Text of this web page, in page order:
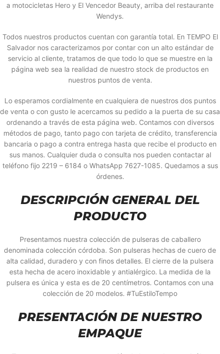
a motocicletas Hero y El Vencedor Beauty, arriba del restaurante
Wendys.
Todos nuestros productos cuentan con garantía total. En TEMPO El
Salvador nos caracterizamos por contar con un alto estándar de
servicio al cliente, tratamos de que todo lo que se muestre en la
página web sea la realidad de nuestro stock de productos en
nuestros puntos de venta.
Lo esperamos cordialmente en cualquiera de nuestros dos puntos
de venta o con gusto le acercamos su pedido a la puerta de su casa
ordenando a través de esta página web. Contamos con diversos
métodos de pago, tanto pago con tarjeta de crédito, transferencia
bancaria o pago a contra entrega hasta que recibe el producto en
sus manos. Cualquier duda o consulta nos pueden contactar al
teléfono fijo 2219 – 6184 o WhatsApp 7627-1085. Quedamos a sus
órdenes.
DESCRIPCIÓN GENERAL DEL
PRODUCTO
Presentamos nuestra colección de pulseras de caballero
denominada colección córdoba. Son pulseras hechas de cuero de
alta calidad, duradero y con finos detalles. El cierre de la pulsera
esta hecha de acero inoxidable y antialérgico. La medida de la
pulsera es única y esta es de 20 centímetros. Contamos con una
colección de 20 modelos. #TuEstiloTempo
PRESENTACIÓN DE NUESTRO
EMPAQUE